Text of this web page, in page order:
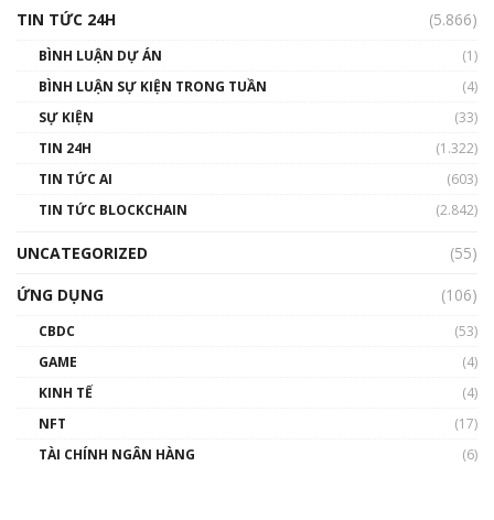
TIN TỨC 24H
(5.866)
BÌNH LUẬN DỰ ÁN
(1)
BÌNH LUẬN SỰ KIỆN TRONG TUẦN
(4)
SỰ KIỆN
(33)
TIN 24H
(1.322)
TIN TỨC AI
(603)
TIN TỨC BLOCKCHAIN
(2.842)
UNCATEGORIZED
(55)
ỨNG DỤNG
(106)
CBDC
(53)
GAME
(4)
KINH TẾ
(4)
NFT
(17)
TÀI CHÍNH NGÂN HÀNG
(6)